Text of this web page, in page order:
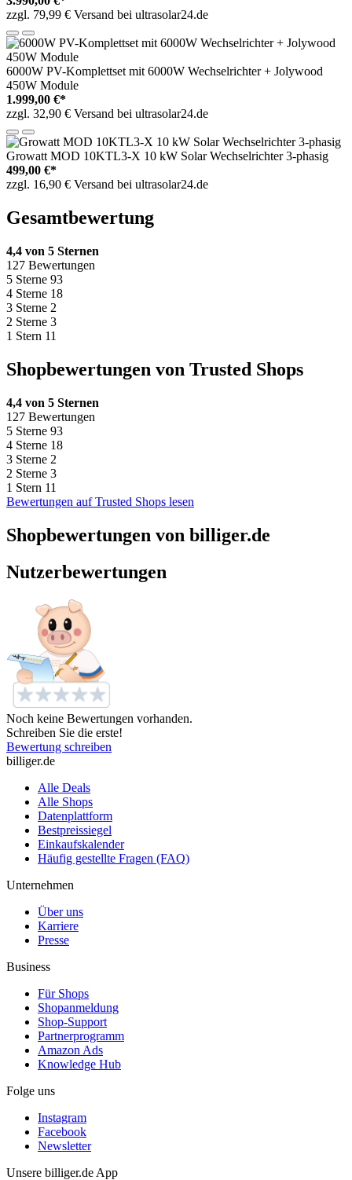
zzgl. 79,99 € Versand bei ultrasolar24.de
6000W PV-Komplettset mit 6000W Wechselrichter + Jolywood
450W Module
1.999,00 €*
zzgl. 32,90 € Versand bei ultrasolar24.de
Growatt MOD 10KTL3-X 10 kW Solar Wechselrichter 3-phasig
499,00 €*
zzgl. 16,90 € Versand bei ultrasolar24.de
Gesamtbewertung
4,4 von 5 Sternen
127 Bewertungen
5 Sterne 93
4 Sterne 18
3 Sterne 2
2 Sterne 3
1 Stern 11
Shopbewertungen von Trusted Shops
4,4 von 5 Sternen
127 Bewertungen
5 Sterne 93
4 Sterne 18
3 Sterne 2
2 Sterne 3
1 Stern 11
Bewertungen auf Trusted Shops lesen
Shopbewertungen von billiger.de
Nutzerbewertungen
Noch keine Bewertungen vorhanden.
Schreiben Sie die erste!
Bewertung schreiben
billiger.de
Alle Deals
Alle Shops
Datenplattform
Bestpreissiegel
Einkaufskalender
Häufig gestellte Fragen (FAQ)
Unternehmen
Über uns
Karriere
Presse
Business
Für Shops
Shopanmeldung
Shop-Support
Partnerprogramm
Amazon Ads
Knowledge Hub
Folge uns
Instagram
Facebook
Newsletter
Unsere billiger.de App